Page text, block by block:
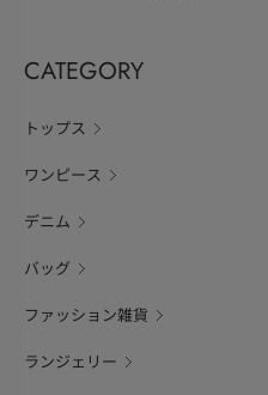
CATEGORY
トップス
ワンピース
デニム
バッグ
ファッション雑貨
ランジェリー